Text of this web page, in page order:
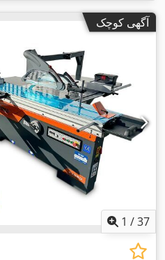
آگهی کوچک
1 /37